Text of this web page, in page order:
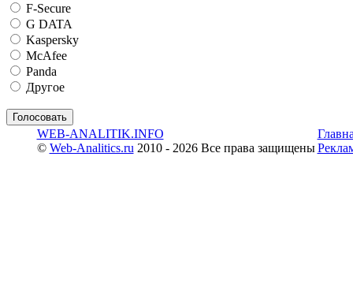
F-Secure
G DATA
Kaspersky
McAfee
Panda
Другое
WEB-ANALITIK.INFO
© Web-Analitics.ru 2010 - 2026 Все права защищены